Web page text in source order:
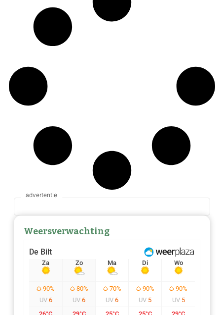
Weersverwachting